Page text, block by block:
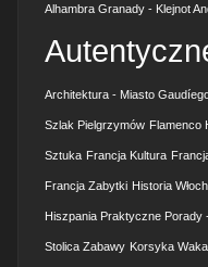
Alhambra Granady - Klejnot
Architektura - Miasto
Szlak Pielgrzymów Flamenco
Sztuka Francja Kultura
Francja Zabytki Historia Włoch
Hiszpania Praktyczne Porady
Stolica Zabawy Korsyka